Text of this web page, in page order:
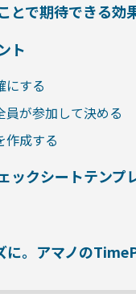
とで期待できる効
ト
にする
員が参加して決める
作成する
ックシートテンプ
に。アマノの